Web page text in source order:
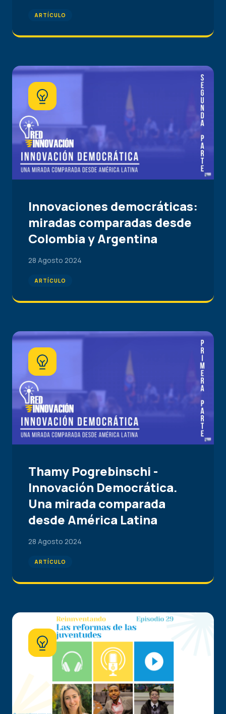
ARTÍCULO
Innovaciones democráticas:
miradas comparadas desde
Colombia y Argentina
28 Agosto 2024
ARTÍCULO
Thamy Pogrebinschi -
Innovación Democrática.
Una mirada comparada
desde América Latina
28 Agosto 2024
ARTÍCULO